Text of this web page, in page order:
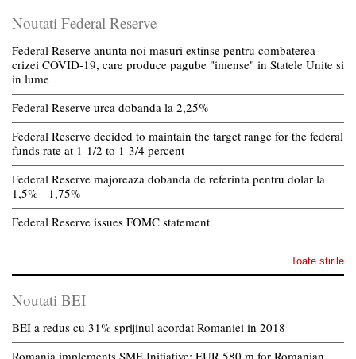
Noutati Federal Reserve
Federal Reserve anunta noi masuri extinse pentru combaterea
crizei COVID-19, care produce pagube "imense" in Statele Unite si
in lume
Federal Reserve urca dobanda la 2,25%
Federal Reserve decided to maintain the target range for the federal
funds rate at 1-1/2 to 1-3/4 percent
Federal Reserve majoreaza dobanda de referinta pentru dolar la
1,5% - 1,75%
Federal Reserve issues FOMC statement
Toate stirile
Noutati BEI
BEI a redus cu 31% sprijinul acordat Romaniei in 2018